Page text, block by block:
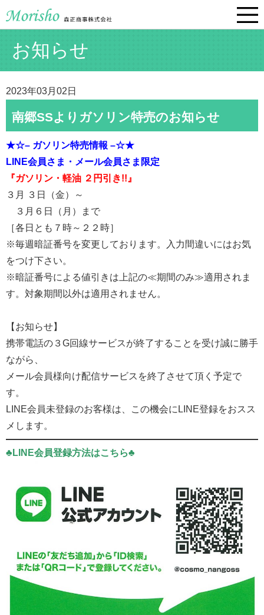
お知らせ
2023年03月02日
南郷SSよりガソリン特売のお知らせ
★☆– ガソリン特売情報 –☆★
LINE会員さま・メール会員さま限定
『ガソリン・軽油 ２円引き!!』
３月 ３日（金）～
３月６日（月）まで
［各日とも７時～２２時］
※毎週暗証番号を変更しております。入力間違いにはお気
をつけ下さい。
※暗証番号による値引きは上記の≪期間のみ≫適用されま
す。対象期間以外は適用されません。
【お知らせ】
携帯電話の３G回線サービスが終了することを受け誠に勝手
ながら、
メール会員様向け配信サービスを終了させて頂く予定で
す。
LINE会員未登録のお客様は、この機会にLINE登録をおスス
メします。
♣LINE会員登録方法はこちら♣